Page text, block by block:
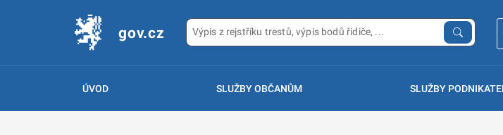
gov.cz
ÚVOD SLUŽBY OBČANŮM SLUŽBY